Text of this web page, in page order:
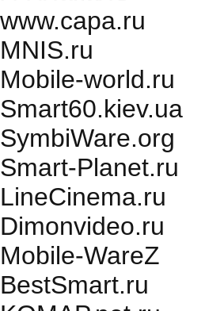
www.capa.ru
MNIS.ru
Mobile-world.ru
Smart60.kiev.ua
SymbiWare.org
Smart-Planet.ru
LineCinema.ru
Dimonvideo.ru
Mobile-WareZ
BestSmart.ru